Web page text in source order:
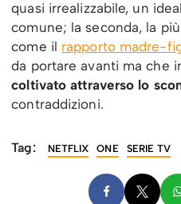
quasi irrealizzabile, un
comune; la seconda, la
come il rapporto madre-
da portare avanti ma che
coltivato attraverso lo
contraddizioni.
Tag: NETFLIX ONE SERIE TV